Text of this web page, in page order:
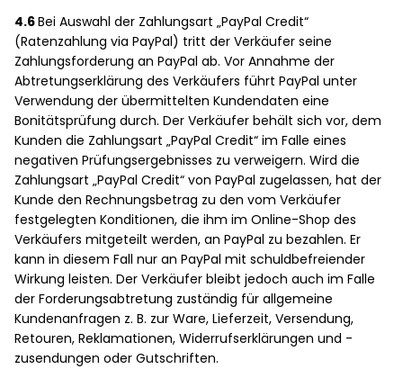
4.6Bei Auswahl der Zahlungsart „PayPal Credit“
(Ratenzahlung via PayPal) tritt der Verkäufer seine
Zahlungsforderung an PayPal ab. Vor Annahme der
Abtretungserklärung des Verkäufers führt PayPal unter
Verwendung der übermittelten Kundendaten eine
Bonitätsprüfung durch. Der Verkäufer behält sich vor, dem
Kunden die Zahlungsart „PayPal Credit“ im Falle eines
negativen Prüfungsergebnisses zu verweigern. Wird die
Zahlungsart „PayPal Credit“ von PayPal zugelassen, hat der
Kunde den Rechnungsbetrag zu den vom Verkäufer
festgelegten Konditionen, die ihm im Online-Shop des
Verkäufers mitgeteilt werden, an PayPal zu bezahlen. Er
kann in diesem Fall nur an PayPal mit schuldbefreiender
Wirkung leisten. Der Verkäufer bleibt jedoch auch im Falle
der Forderungsabtretung zuständig für allgemeine
Kundenanfragen z. B. zur Ware, Lieferzeit, Versendung,
Retouren, Reklamationen, Widerrufserklärungen und -
zusendungen oder Gutschriften.